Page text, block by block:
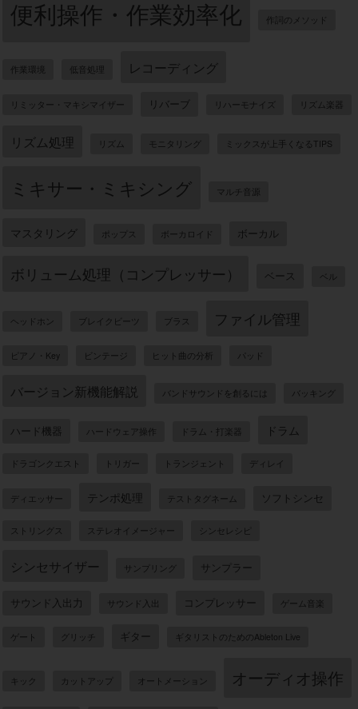
便利操作・作業効率化 作詞のメソッド
作業環境 低音処理 レコーディング
リミッター・マキシマイザー リバーブ リハーモナイズ リズム楽器
リズム処理 リズム モニタリング ミックスが上手くなるTIPS
ミキサー・ミキシング マルチ音源
マスタリング ポップス ボーカロイド ボーカル
ボリューム処理（コンプレッサー） ベース ベル
ヘッドホン ブレイクビーツ ブラス ファイル管理
ピアノ・Key ビンテージ ヒット曲の分析 パッド
バージョン新機能解説 バンドサウンドを創るには バッキング
ハード機器 ハードウェア操作 ドラム・打楽器 ドラム
ドラゴンクエスト トリガー トランジェント ディレイ
ディエッサー テンポ処理 テストタグネーム ソフトシンセ
ストリングス ステレオイメージャー シンセレシピ
シンセサイザー サンプリング サンプラー
サウンド入出力 サウンド入出 コンプレッサー ゲーム音楽
ゲート グリッチ ギター ギタリストのためのAbleton Live
キック カットアップ オートメーション オーディオ操作